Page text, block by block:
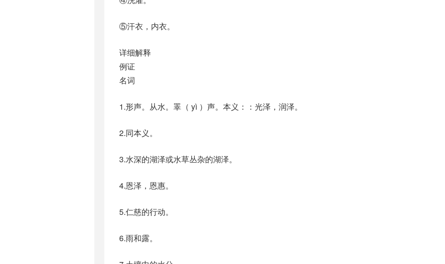
⑤汗衣，内衣。
详细解释
例证
名词
1.形声。从水。睪（ yì ）声。本义：：光泽，润泽。
2.同本义。
3.水深的湖泽或水草丛杂的湖泽。
4.恩泽，恩惠。
5.仁慈的行动。
6.雨和露。